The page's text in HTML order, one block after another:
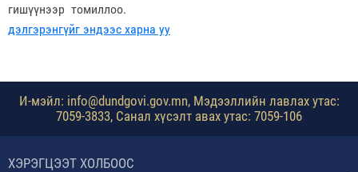
гишүүнээр томиллоо.
дэлгэрэнгүйг эндээс харна уу
И-мэйл: info@dundgovi.gov.mn, Мэдээллийн лавлах утас:
7059-3833, Санал хүсэлт авах утас: 7059-106
ХЭРЭГЦЭЭТ ХОЛБООС